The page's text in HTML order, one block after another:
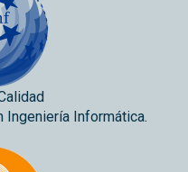
Ingeniería Informática.